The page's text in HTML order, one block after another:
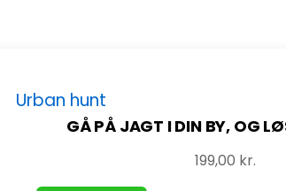
GÅ PÅ JAGT I DIN BY, OG
199,00 kr.